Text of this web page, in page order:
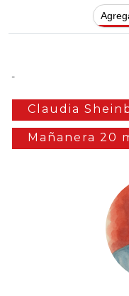
-
Claudia
Mañanera 20